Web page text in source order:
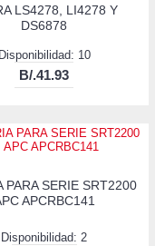
LS4278, LI4278 Y
DS6878
Disponibilidad: 10
B/.41.93
PARA SERIE SRT2200
APCRBC141
Disponibilidad: 2